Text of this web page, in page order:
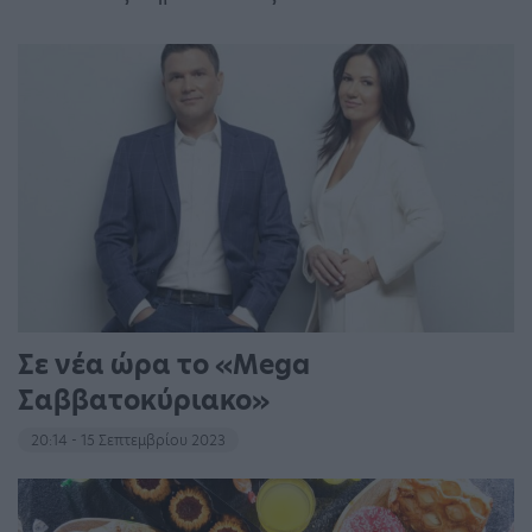
Σε νέα ώρα το «Mega
Σαββατοκύριακο»
20:14 - 15 Σεπτεμβρίου 2023